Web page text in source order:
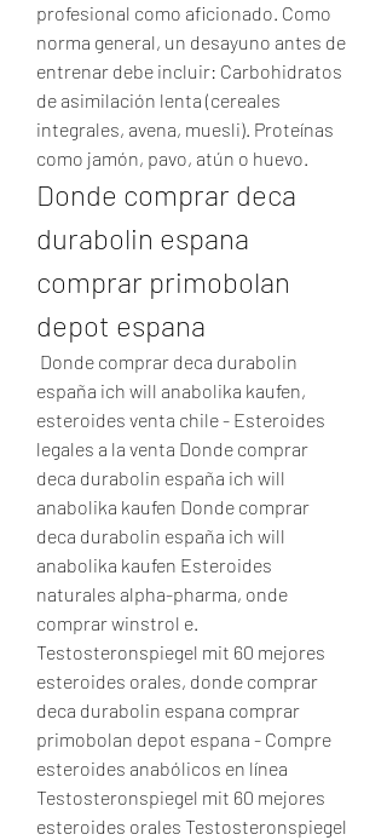
profesional como aficionado. Como
norma general, un desayuno antes de
entrenar debe incluir: Carbohidratos
de asimilación lenta (cereales
integrales, avena, muesli). Proteínas
como jamón, pavo, atún o huevo.
Donde comprar deca
durabolin espana
comprar primobolan
depot espana
españa ich will anabolika kaufen,
esteroides venta chile - Esteroides
legales a la venta Donde comprar
deca durabolin españa ich will
anabolika kaufen Donde comprar
deca durabolin españa ich will
anabolika kaufen Esteroides
naturales alpha-pharma, onde
comprar winstrol e.
Testosteronspiegel mit 60 mejores
esteroides orales, donde comprar
deca durabolin espana comprar
primobolan depot espana - Compre
esteroides anabólicos en línea
Testosteronspiegel mit 60 mejores
esteroides orales Testosteronspiegel